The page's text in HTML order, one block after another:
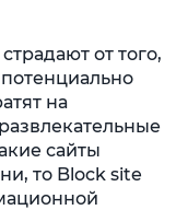
от того,
на
сайты
то Block site